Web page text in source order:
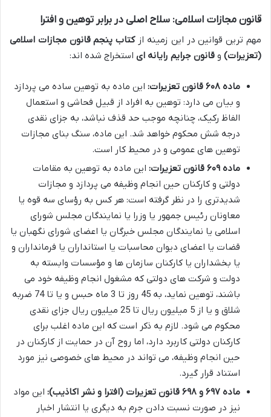
قانون مجازات اسلامی: سلاح اصلی در برابر توهین و افترا
مهم ترین قوانین در این زمینه ازکتاب پنجم قانون مجازات اسلامی
(تعزیرات) و قانون جرایم رایانه ای استخراج شده اند:
ماده ۶۰۸ قانون تعزیرات:
این ماده به توهین ساده می پردازد
و بیان می دارد: توهین به افراد از قبیل فحاشی و استعمال
الفاظ رکیک، چنانچه موجب حد قذف نباشد، به جزای نقدی
درجه شش محکوم خواهد شد. این ماده، سنگ بنای مجازات
توهین های عمومی و در محیط کار است.
ماده ۶۰۹ قانون تعزیرات:
این ماده به توهین به مقامات
دولتی و کارکنان حین انجام وظیفه می پردازد و مجازات
شدیدتری را در نظر گرفته است: هر کس به رؤسای سه قوه یا
معاونان رئیس جمهور یا وزرا یا نمایندگان مجلس شورای
اسلامی یا نمایندگان مجلس خبرگان یا اعضای شورای نگهبان یا
قضات یا اعضای دیوان محاسبات یا استانداران یا فرمانداران و
یا بخشداران یا کارکنان سازمان ها و مؤسسات وابسته به
دولت و شرکت های دولتی که مشغول انجام وظیفه خود می
باشند، توهین نماید، به 45 روز تا 3 ماه حبس و یا تا 74 ضربه
شلاق و یا از 5 میلیون ریال تا 25 میلیون ریال جزای نقدی
محکوم می شود. لازم به ذکر است که این ماده اغلب برای
کارکنان دولتی کاربرد دارد، اما روح آن در حمایت از کارکنان در
حین انجام وظیفه، می تواند در محیط های خصوصی نیز مورد
استناد قرار گیرد.
ماده ۶۹۷ و ۶۹۸ قانون تعزیرات (افترا و نشر اکاذیب):
این مواد
نیز در صورت نسبت دادن جرم به دیگری یا انتشار اخبار